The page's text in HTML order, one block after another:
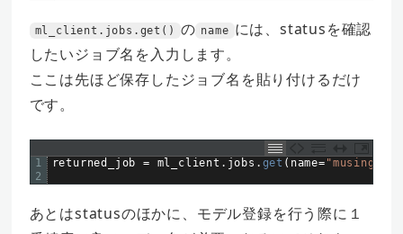
ml_client.jobs.get() の name には、statusを確認
したいジョブ名を入力します。
ここは先ほど保存したジョブ名を貼り付けるだけ
です。
1
2
returned_job = ml_client . jobs . get ( name=
あとはstatusのほかに、モデル登録を行う際に１